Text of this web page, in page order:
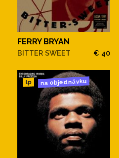
FERRY BRYAN
BITTER SWEET € 40
lp na objednávku